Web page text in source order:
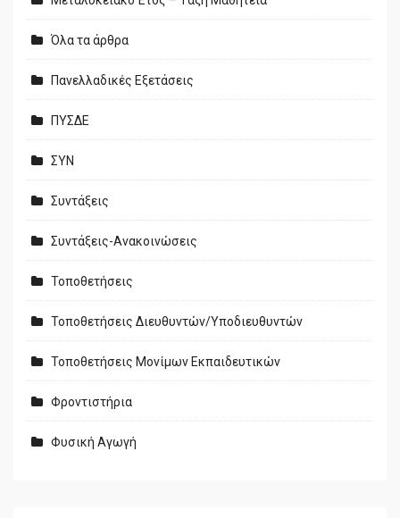
Όλα τα άρθρα
Πανελλαδικές Εξετάσεις
ΠΥΣΔΕ
ΣΥΝ
Συντάξεις
Συντάξεις-Ανακοινώσεις
Τοποθετήσεις
Τοποθετήσεις Διευθυντών/Υποδιευθυντών
Τοποθετήσεις Μονίμων Εκπαιδευτικών
Φροντιστήρια
Φυσική Αγωγή